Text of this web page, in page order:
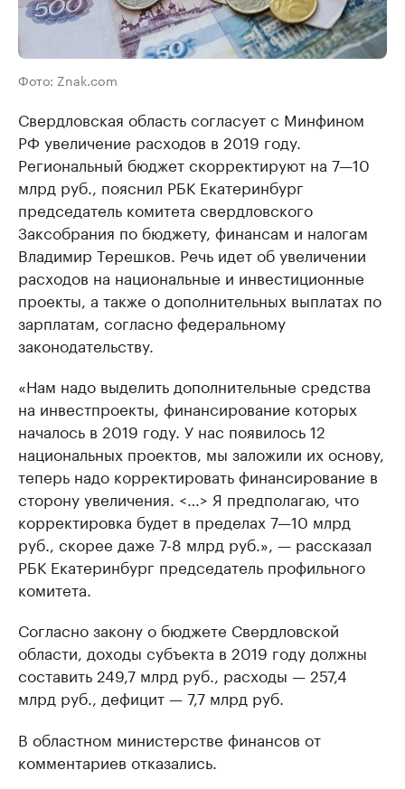
Фото: Znak.com
Свердловская область согласует с Минфином
РФ увеличение расходов в 2019 году.
Региональный бюджет скорректируют на 7—10
млрд руб., пояснил РБК Екатеринбург
председатель комитета свердловского
Заксобрания по бюджету, финансам и налогам
Владимир Терешков. Речь идет об увеличении
расходов на национальные и инвестиционные
проекты, а также о дополнительных выплатах по
зарплатам, согласно федеральному
законодательству.
«Нам надо выделить дополнительные средства
на инвестпроекты, финансирование которых
началось в 2019 году. У нас появилось 12
национальных проектов, мы заложили их основу,
теперь надо корректировать финансирование в
сторону увеличения. <…> Я предполагаю, что
корректировка будет в пределах 7—10 млрд
руб., скорее даже 7-8 млрд руб.», — рассказал
РБК Екатеринбург председатель профильного
комитета.
Согласно закону о бюджете Свердловской
области, доходы субъекта в 2019 году должны
составить 249,7 млрд руб., расходы — 257,4
млрд руб., дефицит — 7,7 млрд руб.
В областном министерстве финансов от
комментариев отказались.